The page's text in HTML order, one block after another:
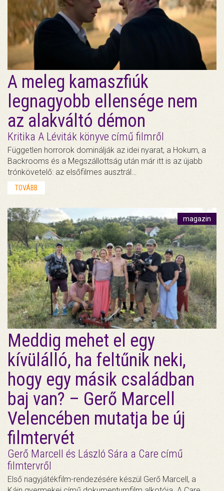
A meleg kamaszfiúk
legnagyobb ellensége nem
az alakváltó démon
Kritika A Léviták könyve című filmről
Független horrorok dominálják az idei nyarat, a Hokum, a
Backrooms és a Megszállottság után már itt is az újabb
trónkövetelő: az elsőfilmes ausztrál…
TOVÁBB
magazin
Meddig mehet el egy
kívülálló, ha feltűnik neki,
hogy egy másik családban
baj van? – Gerő Marcell
Velencében mutatja be új
filmtervét
Gerő Marcell és László Sára a Care című
filmtervről
Első nagyjátékfilm-rendezésére készül Gerő Marcell, a